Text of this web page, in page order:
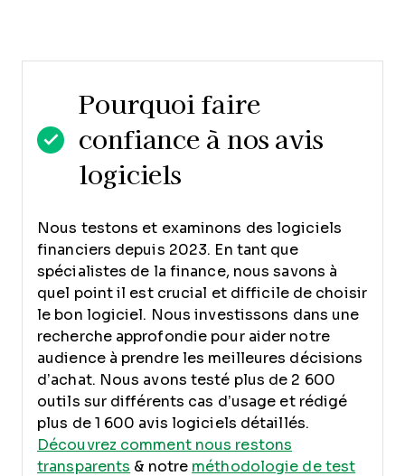
Pourquoi faire
confiance à nos avis
logiciels
Nous testons et examinons des logiciels
financiers depuis 2023. En tant que
spécialistes de la finance, nous savons à
quel point il est crucial et difficile de choisir
le bon logiciel. Nous investissons dans une
recherche approfondie pour aider notre
audience à prendre les meilleures décisions
d’achat. Nous avons testé plus de 2 600
outils sur différents cas d’usage et rédigé
plus de 1 600 avis logiciels détaillés.
Découvrez comment nous restons
transparents & notre méthodologie de test